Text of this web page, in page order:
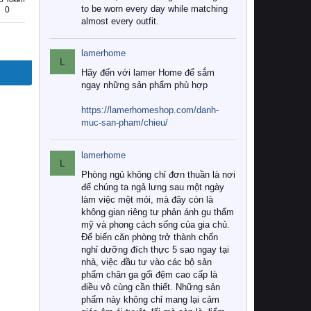
0
to be worn every day while matching
almost every outfit.
L
lamerhome
Hãy đến với lamer Home để sắm
ngay những sản phẩm phù hợp
https://lamerhomeshop.com/danh-
muc-san-pham/chieu/
L
lamerhome
Phòng ngủ không chỉ đơn thuần là nơi
để chúng ta ngả lưng sau một ngày
làm việc mệt mỏi, mà đây còn là
không gian riêng tư phản ánh gu thẩm
mỹ và phong cách sống của gia chủ.
Để biến căn phòng trở thành chốn
nghỉ dưỡng đích thực 5 sao ngay tại
nhà, việc đầu tư vào các bộ sản
phẩm chăn ga gối đệm cao cấp là
điều vô cùng cần thiết. Những sản
phẩm này không chỉ mang lại cảm